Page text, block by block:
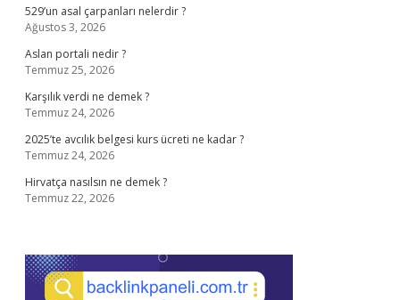
529’un asal çarpanları nelerdir ?
Ağustos 3, 2026
Aslan portali nedir ?
Temmuz 25, 2026
Karşılık verdi ne demek ?
Temmuz 24, 2026
2025’te avcılık belgesi kurs ücreti ne kadar ?
Temmuz 24, 2026
Hirvatça nasılsın ne demek ?
Temmuz 22, 2026